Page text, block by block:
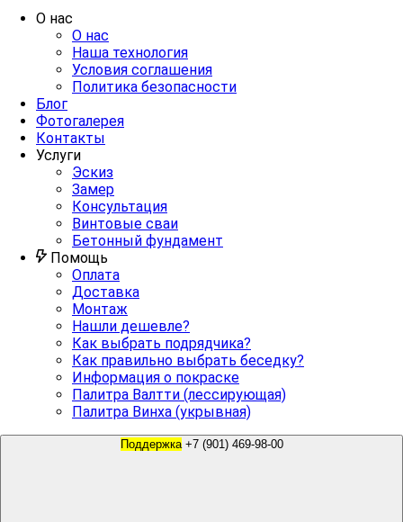
О нас
О нас
Наша технология
Условия соглашения
Политика безопасности
Блог
Фотогалерея
Контакты
Услуги
Эскиз
Замер
Консультация
Винтовые сваи
Бетонный фундамент
Помощь
Оплата
Доставка
Монтаж
Нашли дешевле?
Как выбрать подрядчика?
Как правильно выбрать беседку?
Информация о покраске
Палитра Валтти (лессирующая)
Палитра Винха (укрывная)
Поддержка +7 (901) 469-98-00